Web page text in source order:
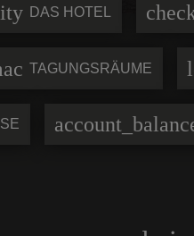
DAS HOTEL
TAGUNGSRÄUME